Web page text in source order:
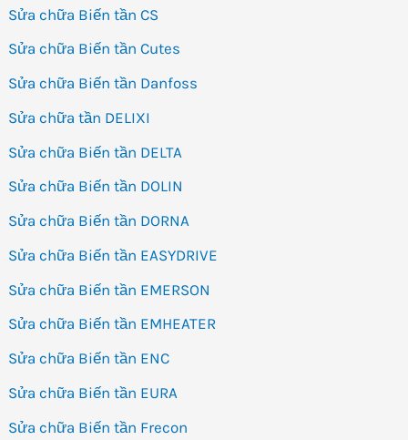
Sửa chữa Biến tần CS
Sửa chữa Biến tần Cutes
Sửa chữa Biến tần Danfoss
Sửa chữa tần DELIXI
Sửa chữa Biến tần DELTA
Sửa chữa Biến tần DOLIN
Sửa chữa Biến tần DORNA
Sửa chữa Biến tần EASYDRIVE
Sửa chữa Biến tần EMERSON
Sửa chữa Biến tần EMHEATER
Sửa chữa Biến tần ENC
Sửa chữa Biến tần EURA
Sửa chữa Biến tần Frecon